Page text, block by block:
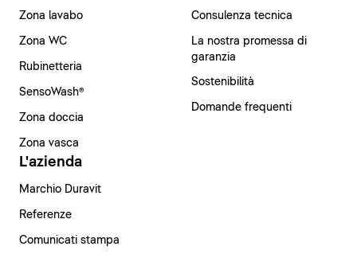
Zona lavabo
Zona WC
Rubinetteria
SensoWash®
Zona doccia
Zona vasca
Consulenza tecnica
La nostra promessa di
garanzia
Sostenibilità
Domande frequenti
L'azienda
Marchio Duravit
Referenze
Comunicati stampa